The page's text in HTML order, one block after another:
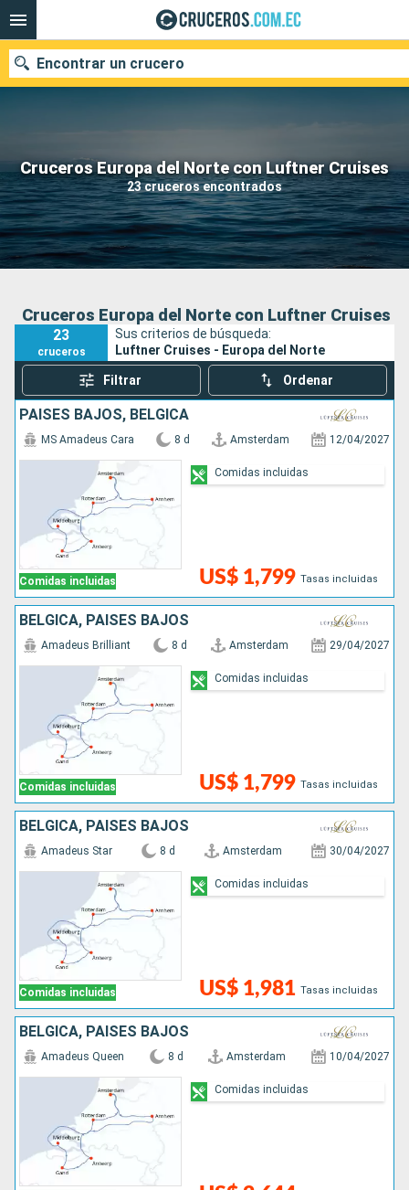
Cruceros Europa del Norte con Luftner Cruises
23 cruceros encontrados
Encontrar un crucero
Nuestros destinos
Fecha de salida
Puertos Compañías
Cruceros Europa del Norte con Luftner Cruises
23
cruceros
Sus criterios de búsqueda:
Luftner Cruises - Europa del Norte
Filtrar Ordenar
PAISES BAJOS, BÉLGICA
Comidas incluidas
MS Amadeus Cara 8 d Amsterdam 12/04/2027
US$ 1,799 Tasas incluidas
Comidas incluidas
BÉLGICA, PAISES BAJOS
Comidas incluidas
Amadeus Brilliant 8 d Amsterdam 29/04/2027
US$ 1,799 Tasas incluidas
Comidas incluidas
BÉLGICA, PAISES BAJOS
Comidas incluidas
Amadeus Star 8 d Amsterdam 30/04/2027
US$ 1,981 Tasas incluidas
Comidas incluidas
BÉLGICA, PAISES BAJOS
Amadeus Queen 8 d Amsterdam 10/04/2027
Comidas incluidas